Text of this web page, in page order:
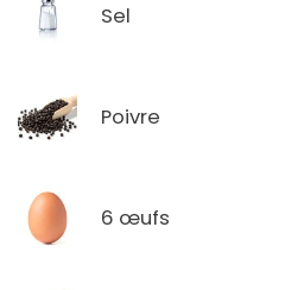
Sel
Poivre
6 œufs